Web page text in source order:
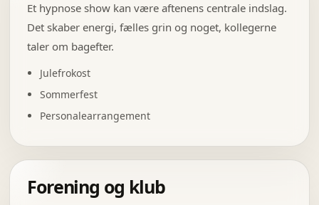
Et hypnose show kan være aftenens centrale indslag.
Det skaber energi, fælles grin og noget, kollegerne
taler om bagefter.
Julefrokost
Sommerfest
Personalearrangement
Forening og klub